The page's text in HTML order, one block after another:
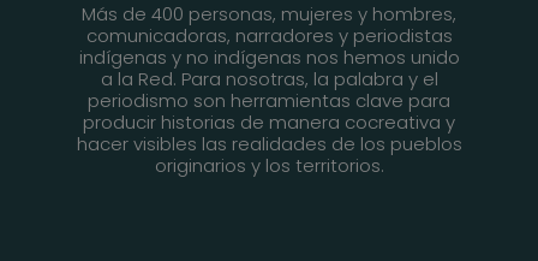
Más de 400 personas, mujeres y hombres,
comunicadoras, narradores y periodistas
indígenas y no indígenas nos hemos unido
a la Red. Para nosotras, la palabra y el
periodismo son herramientas clave para
producir historias de manera cocreativa y
hacer visibles las realidades de los pueblos
originarios y los territorios.